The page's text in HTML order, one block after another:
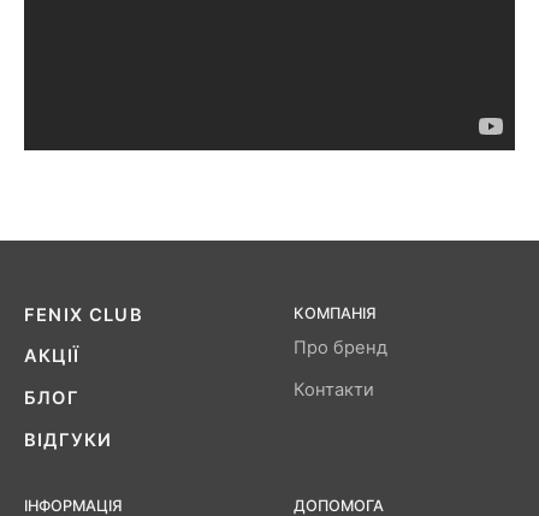
FENIX ​​CLUB
АКЦІЇ
БЛОГ
ВІДГУКИ
КОМПАНІЯ
Про бренд
Контакти
ІНФОРМАЦІЯ ДОПОМОГА